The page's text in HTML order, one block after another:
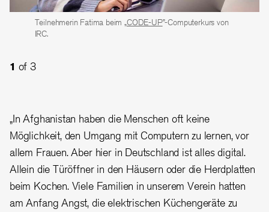
Teilnehmerin Fatima beim „CODE-UP”-Computerkurs von
IRC.
1 of 3
Während Imamudin unterrichtet, sind seine Frau Malalai und
seine jüngste Tochter als Teilnehmende dabei. Der 18-
Imamudin leitet den „ CODE-UP”-Computerkurs.
„In Afghanistan haben die Menschen oft keine
Möglichkeit, den Umgang mit Computern zu lernen, vor
allem Frauen. Aber hier in Deutschland ist alles digital.
Allein die Türöffner in den Häusern oder die Herdplatten
beim Kochen. Viele Familien in unserem Verein hatten
am Anfang Angst, die elektrischen Küchengeräte zu